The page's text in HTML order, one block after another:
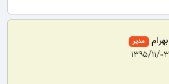
بهرام مدیر
۱۳۹۵/۱۱/۰۳